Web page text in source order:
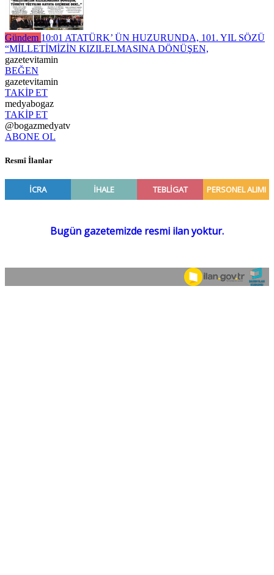
Gündem 10:01 ATATÜRK’ ÜN HUZURUNDA, 101. YIL SÖZÜ
“MİLLETİMİZİN KIZILELMASINA DÖNÜŞEN,
gazetevitamin
BEĞEN
gazetevitamin
TAKİP ET
medyabogaz
TAKİP ET
@bogazmedyatv
ABONE OL
Resmî İlanlar